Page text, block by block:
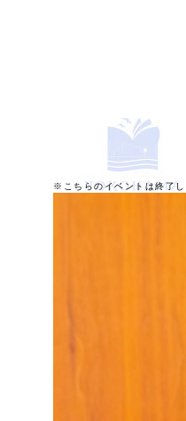
※こちらのイベントは終了し